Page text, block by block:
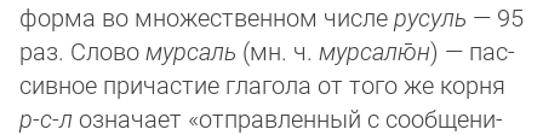
форма во мно­жест­вен­ном числерусуль — 95
раз. Словомурсаль (мн. ч. мур­салю̄н) — пас­
сив­ное причастие глагола от того же корня
р-с-л означает «отправленный с сообщени­